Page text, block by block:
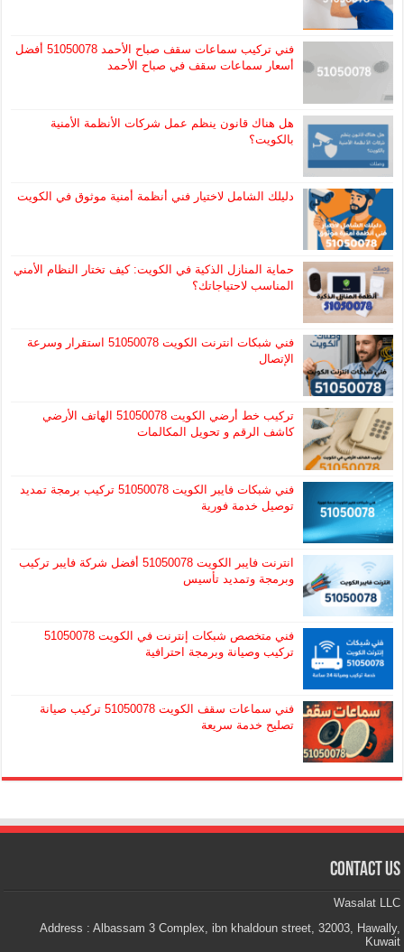
فني تركيب سماعات سقف صباح الأحمد 51050078 أفضل
أسعار سماعات سقف في صباح الأحمد
هل هناك قانون ينظم عمل شركات الأنظمة الأمنية
بالكويت؟
دليلك الشامل لاختيار فني أنظمة أمنية موثوق في الكويت
حماية المنازل الذكية في الكويت: كيف تختار النظام الأمني
المناسب لاحتياجاتك؟
فني شبكات انترنت الكويت 51050078 استقرار وسرعة
الإتصال
تركيب خط أرضي الكويت 51050078 الهاتف الأرضي
كاشف الرقم و تحويل المكالمات
فني شبكات فايبر الكويت 51050078 تركيب برمجة تمديد
توصيل خدمة فورية
انترنت فايبر الكويت 51050078 أفضل شركة فايبر تركيب
وبرمجة وتمديد تأسيس
فني متخصص شبكات إنترنت في الكويت 51050078
تركيب وصيانة وبرمجة احترافية
فني سماعات سقف الكويت 51050078 تركيب صيانة
تصليح خدمة سريعة
Contact Us
Wasalat LLC
Address : Albassam 3 Complex, ibn khaldoun street, 32003, Hawally,
Kuwait